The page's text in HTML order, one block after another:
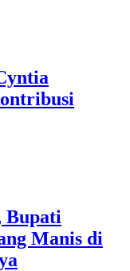
Bupati
Manis di